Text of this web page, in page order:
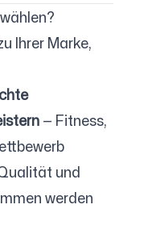
Ihrer Marke,
— Fitness,
und
werden